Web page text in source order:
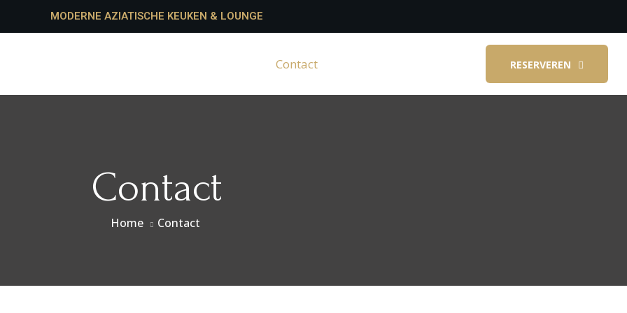
MODERNE AZIATISCHE KEUKEN & LOUNGE
Contact RESERVEREN
Contact
Home Contact